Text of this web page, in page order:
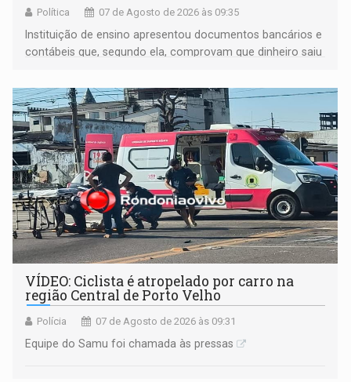
Política 07 de Agosto de 2026 às 09:35
Instituição de ensino apresentou documentos bancários e
contábeis que, segundo ela, comprovam que dinheiro saiu
apreendido quando já estava dentro da sede da entidade
— em pleno ano eleitoral em Rondônia
VÍDEO: Ciclista é atropelado por carro na
região Central de Porto Velho
Polícia 07 de Agosto de 2026 às 09:31
Equipe do Samu foi chamada às pressas